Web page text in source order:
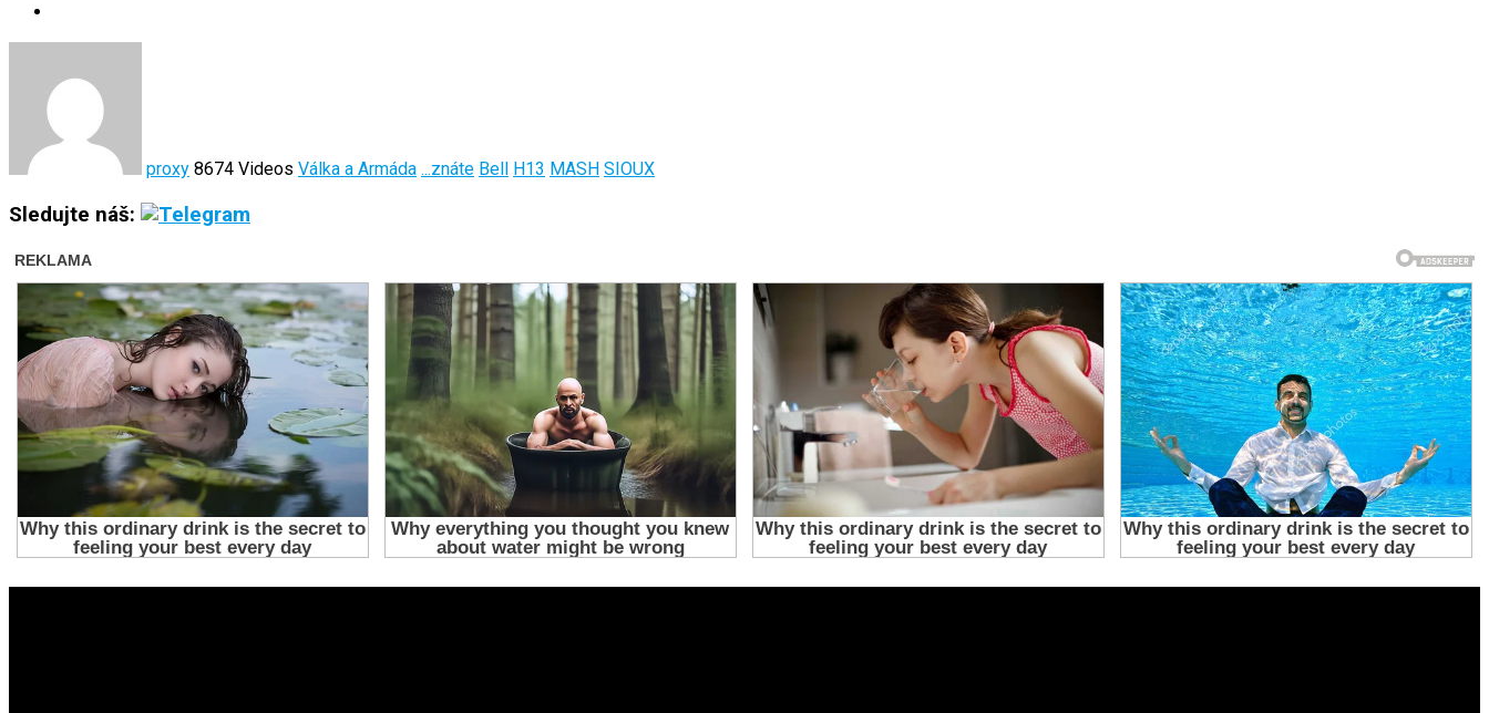
proxy 8674 Videos Válka a Armáda ...znáte Bell H13 MASH SIOUX
Sledujte náš: